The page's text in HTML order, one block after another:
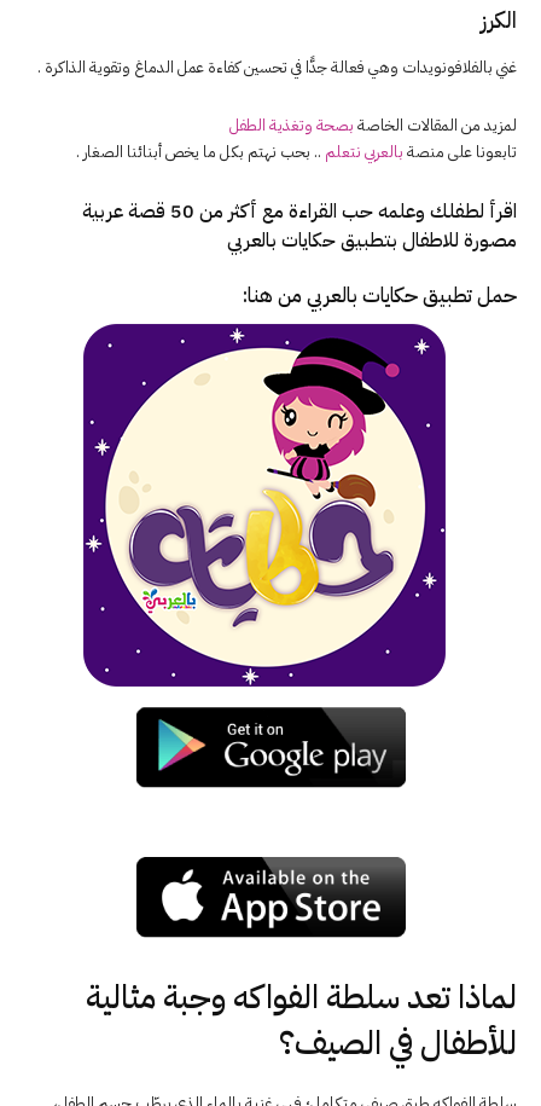
الكرز
غني بالفلافونويدات وهي فعالة جدًّا في تحسين كفاءة عمل الدماغ وتقوية الذاكرة .
لمزيد من المقالات الخاصة بصحة وتغذية الطفل
تابعونا على منصة بالعربي نتعلم .. بحب نهتم بكل ما يخص أبنائنا الصغار .
اقرأ لطفلك وعلمه حب القراءة مع أكثر من 50 قصة عربية
مصورة للاطفال بتطبيق حكايات بالعربي
حمل تطبيقحكايات بالعربي من هنا:
لماذا تعد سلطة الفواكه وجبة مثالية
للأطفال في الصيف؟